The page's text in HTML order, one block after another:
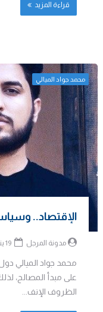
قراءة المزيد
محمد جواد الميالي
الإقتصاد..
مدونة المرجل
محمد جواد الميالي
على مبدأ المصالح،
الظروف الإنف...